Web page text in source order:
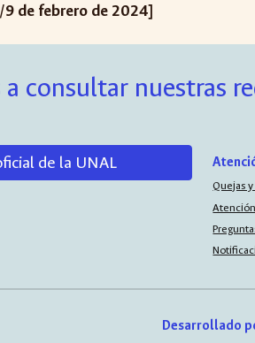
de febrero de 2024]
consultar nuestras
de la UNAL
Quejas
Desarrollado